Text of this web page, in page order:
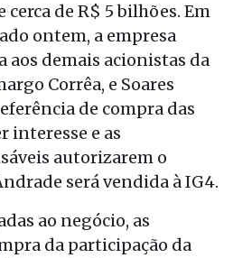
cerca de R$ 5 bilhões. Em
ontem, a empresa
aos demais acionistas da
Corrêa, e Soares
de compra das
interesse e as
autorizarem o
será vendida à IG4.
ao negócio, as
da participação da